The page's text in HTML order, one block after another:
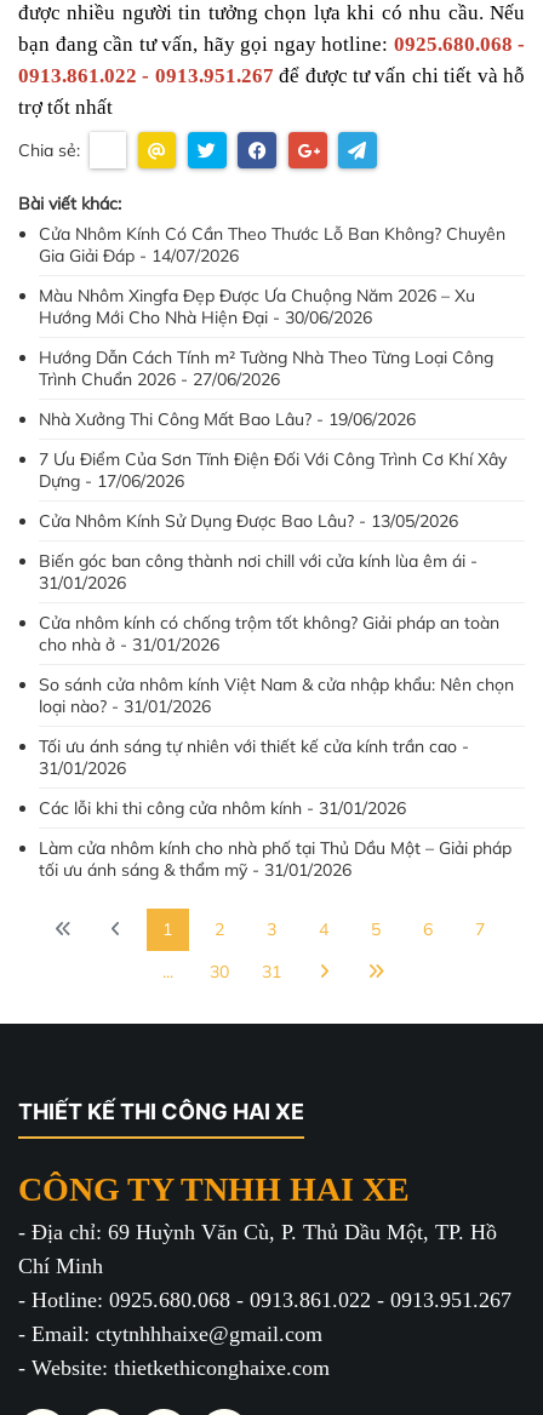
được nhiều người tin tưởng chọn lựa khi có nhu cầu. Nếu
bạn đang cần tư vấn, hãy gọi ngay hotline: 0925.680.068 -
0913.861.022 - 0913.951.267 để được tư vấn chi tiết và hỗ
trợ tốt nhất
Chia sẻ:
Bài viết khác:
Cửa Nhôm Kính Có Cần Theo Thước Lỗ Ban Không? Chuyên
Gia Giải Đáp - 14/07/2026
Màu Nhôm Xingfa Đẹp Được Ưa Chuộng Năm 2026 – Xu
Hướng Mới Cho Nhà Hiện Đại - 30/06/2026
Hướng Dẫn Cách Tính m² Tường Nhà Theo Từng Loại Công
Trình Chuẩn 2026 - 27/06/2026
Nhà Xưởng Thi Công Mất Bao Lâu? - 19/06/2026
7 Ưu Điểm Của Sơn Tĩnh Điện Đối Với Công Trình Cơ Khí Xây
Dựng - 17/06/2026
Cửa Nhôm Kính Sử Dụng Được Bao Lâu? - 13/05/2026
Biến góc ban công thành nơi chill với cửa kính lùa êm ái -
31/01/2026
Cửa nhôm kính có chống trộm tốt không? Giải pháp an toàn
cho nhà ở - 31/01/2026
So sánh cửa nhôm kính Việt Nam & cửa nhập khẩu: Nên chọn
loại nào? - 31/01/2026
Tối ưu ánh sáng tự nhiên với thiết kế cửa kính trần cao -
31/01/2026
Các lỗi khi thi công cửa nhôm kính - 31/01/2026
Làm cửa nhôm kính cho nhà phố tại Thủ Dầu Một – Giải pháp
tối ưu ánh sáng & thẩm mỹ - 31/01/2026
1 2 3 4 5 6
7
...
30 31
THIẾT KẾ THI CÔNG HAI XE
CÔNG TY TNHH HAI XE
- Địa chỉ: 69 Huỳnh Văn Cù, P. Thủ Dầu Một, TP. Hồ
Chí Minh
- Hotline: 0925.680.068 - 0913.861.022 - 0913.951.267
- Email: ctytnhhhaixe@gmail.com
- Website: thietkethiconghaixe.com